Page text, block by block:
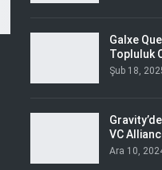
Galxe
Topluluk
Şub 18,
VC
Ara 10,